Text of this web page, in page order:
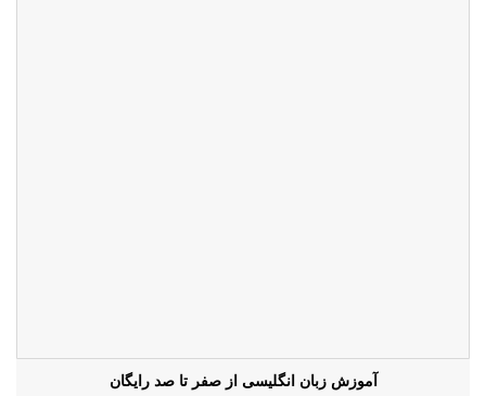
آموزش زبان انگلیسی از صفر تا صد رایگان